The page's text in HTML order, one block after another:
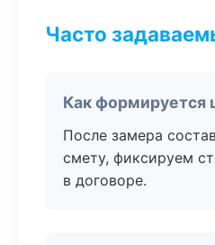
Часто
Как формируется
После замера
смету, фиксируем
в договоре.